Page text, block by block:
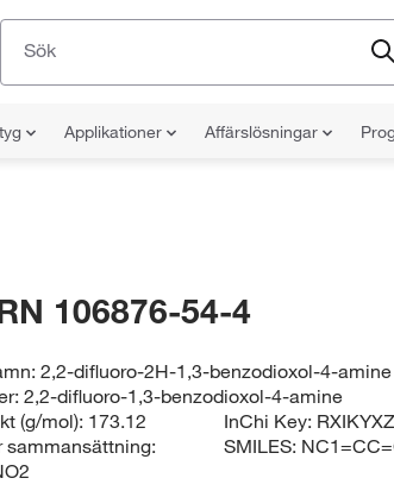
Applikationer Affärslösningar
106876-54-4
2,2-difluoro-2H-1,3-benzodioxol-4-amine
2,2-difluoro-1,3-benzodioxol-4-amine
(g/mol): 173.12
sammansättning:
InChi Key:
SMILES: